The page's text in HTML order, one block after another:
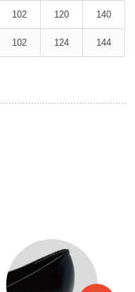
102 120 140
102 124 144